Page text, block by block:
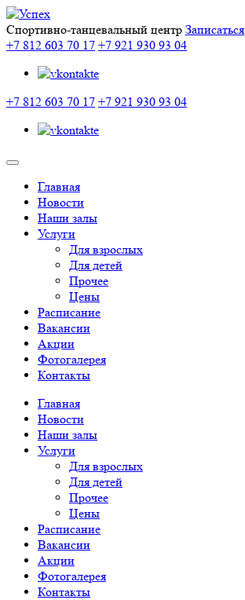
Спортивно-танцевальный центр Записаться
+7 812 603 70 17 +7 921 930 93 04
+7 812 603 70 17 +7 921 930 93 04
Главная
Новости
Наши залы
Услуги
Для взрослых
Для детей
Прочее
Цены
Расписание
Вакансии
Акции
Фотогалерея
Контакты
Главная
Новости
Наши залы
Услуги
Для взрослых
Для детей
Прочее
Цены
Расписание
Вакансии
Акции
Фотогалерея
Контакты